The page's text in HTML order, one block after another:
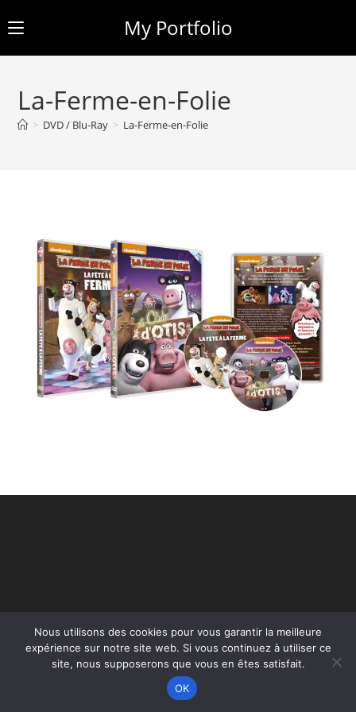
content
My Portfolio
La-Ferme-en-Folie
> DVD / Blu-Ray > La-Ferme-en-Folie
Copyright - WordPress Theme by OceanWP
Nous utilisons des cookies pour vous garantir la meilleure
expérience sur notre site web. Si vous continuez à utiliser ce
site, nous supposerons que vous en êtes satisfait.
OK